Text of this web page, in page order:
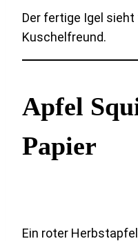
Der fertige Igel
Kuschelfreund.
Apfel
Papier
Ein roter